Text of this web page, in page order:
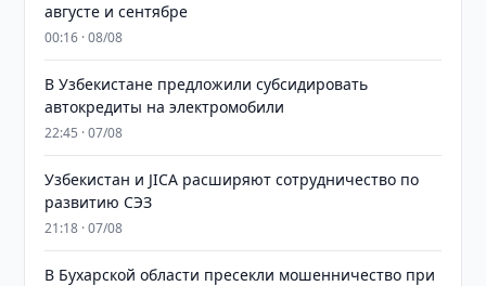
августе и сентябре
00:16 · 08/08
В Узбекистане предложили субсидировать
автокредиты на электромобили
22:45 · 07/08
Узбекистан и JICA расширяют сотрудничество по
развитию СЭЗ
21:18 · 07/08
В Бухарской области пресекли мошенничество при